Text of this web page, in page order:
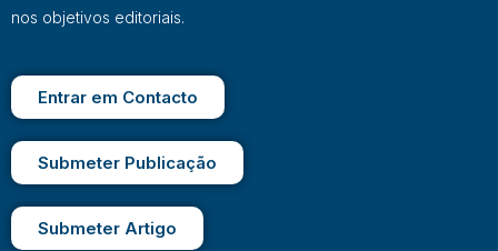
nos objetivos editoriais.
Entrar em Contacto
Submeter Publicação
Submeter Artigo